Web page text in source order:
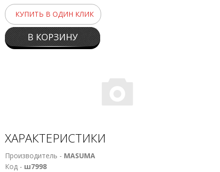
КУПИТЬ В ОДИН КЛИК
В КОРЗИНУ
ХАРАКТЕРИСТИКИ
Производитель - MASUMA
Код - ш7998